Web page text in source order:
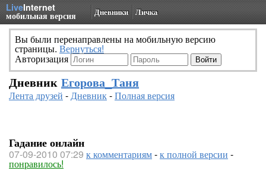
LiveInternet
мобильная версия Дневники Личка
Вы были перенаправлены на мобильную версию
страницы. Вернуться!
Авторизация
Дневник Егорова_Таня
Лента друзей -Дневник-Полная версия
Гадание онлайн
07-09-2010 07:29 к комментариям-к полной версии -
понравилось!